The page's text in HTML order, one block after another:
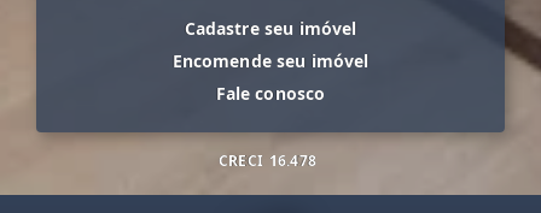
Cadastre seu imóvel
Encomende seu imóvel
Fale conosco
CRECI 16.478